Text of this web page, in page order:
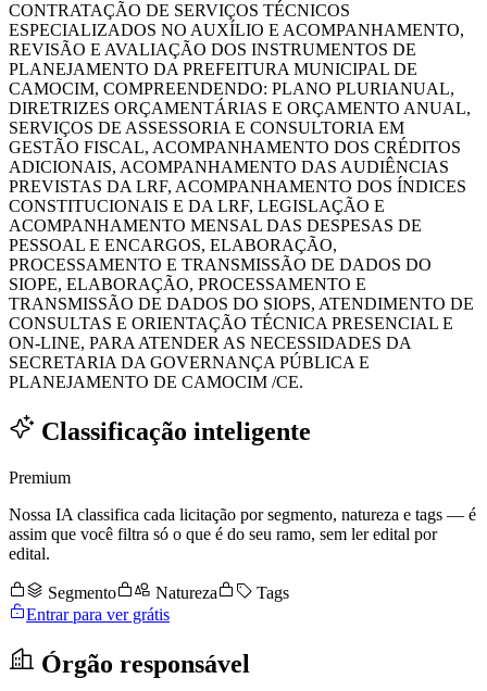
CONTRATAÇÃO DE SERVIÇOS TÉCNICOS
ESPECIALIZADOS NO AUXÍLIO E ACOMPANHAMENTO,
REVISÃO E AVALIAÇÃO DOS INSTRUMENTOS DE
PLANEJAMENTO DA PREFEITURA MUNICIPAL DE
CAMOCIM, COMPREENDENDO: PLANO PLURIANUAL,
DIRETRIZES ORÇAMENTÁRIAS E ORÇAMENTO ANUAL,
SERVIÇOS DE ASSESSORIA E CONSULTORIA EM
GESTÃO FISCAL, ACOMPANHAMENTO DOS CRÉDITOS
ADICIONAIS, ACOMPANHAMENTO DAS AUDIÊNCIAS
PREVISTAS DA LRF, ACOMPANHAMENTO DOS ÍNDICES
CONSTITUCIONAIS E DA LRF, LEGISLAÇÃO E
ACOMPANHAMENTO MENSAL DAS DESPESAS DE
PESSOAL E ENCARGOS, ELABORAÇÃO,
PROCESSAMENTO E TRANSMISSÃO DE DADOS DO
SIOPE, ELABORAÇÃO, PROCESSAMENTO E
TRANSMISSÃO DE DADOS DO SIOPS, ATENDIMENTO DE
CONSULTAS E ORIENTAÇÃO TÉCNICA PRESENCIAL E
ON-LINE, PARA ATENDER AS NECESSIDADES DA
SECRETARIA DA GOVERNANÇA PÚBLICA E
PLANEJAMENTO DE CAMOCIM /CE.
Classificação inteligente
Premium
Nossa IA classifica cada licitação por segmento, natureza e tags — é
assim que você filtra só o que é do seu ramo, sem ler edital por
edital.
Segmento Natureza
Tags
Entrar para ver grátis
Órgão responsável